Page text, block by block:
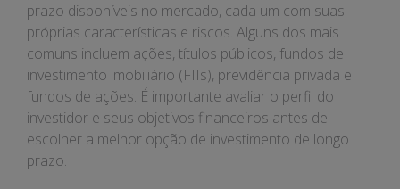
prazo disponíveis no mercado, cada um com suas
próprias características e riscos. Alguns dos mais
comuns incluem ações, títulos públicos, fundos de
investimento imobiliário (FIIs), previdência privada e
fundos de ações. É importante avaliar o perfil do
investidor e seus objetivos financeiros antes de
escolher a melhor opção de investimento de longo
prazo.